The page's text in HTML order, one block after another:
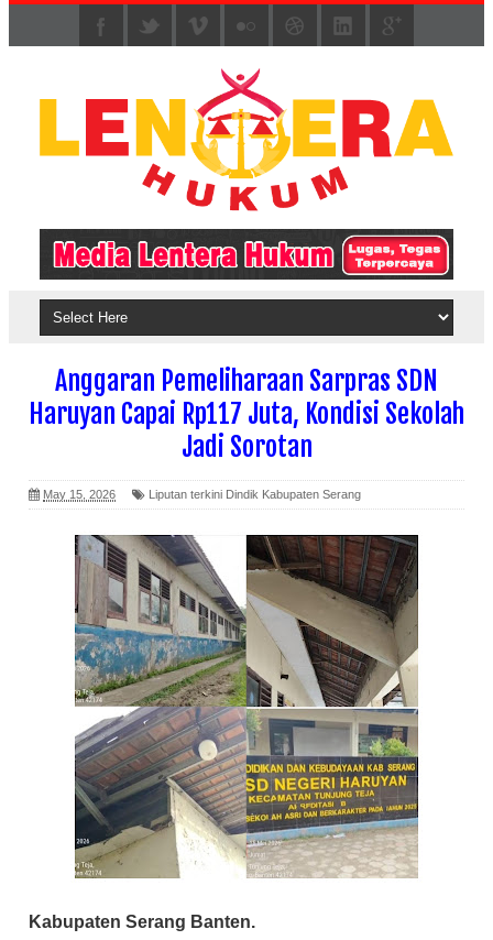
Anggaran Pemeliharaan Sarpras SDN
Haruyan Capai Rp117 Juta, Kondisi Sekolah
Jadi Sorotan
May 15, 2026 Liputan terkini Dindik Kabupaten Serang
Kabupaten Serang Banten.